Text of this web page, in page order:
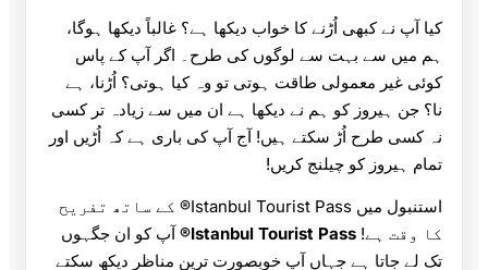
کیا آپ نے کبھی اُڑنے کا خواب دیکھا ہے؟ غالباً دیکھا ہوگا،
ہم میں سے بہت سے لوگوں کی طرح۔ اگر آپ کے پاس
کوئی غیر معمولی طاقت ہوتی تو وہ کیا ہوتی؟ اُڑنا، ہے
نا؟ جن ہیروز کو ہم نے دیکھا ہے ان میں سے زیادہ تر کسی
نہ کسی طرح اُڑ سکتے ہیں! آج آپ کی باری ہے کہ اُڑیں اور
تمام ہیروز کو چیلنج کریں!
استنبول میں Istanbul Tourist Pass® کے ساتھ تفریح
کا وقت ہے! Istanbul Tourist Pass®
آپ کو ان جگہوں
تک لے جاتا ہے جہاں آپ خوبصورت ترین مناظر دیکھ سکتے